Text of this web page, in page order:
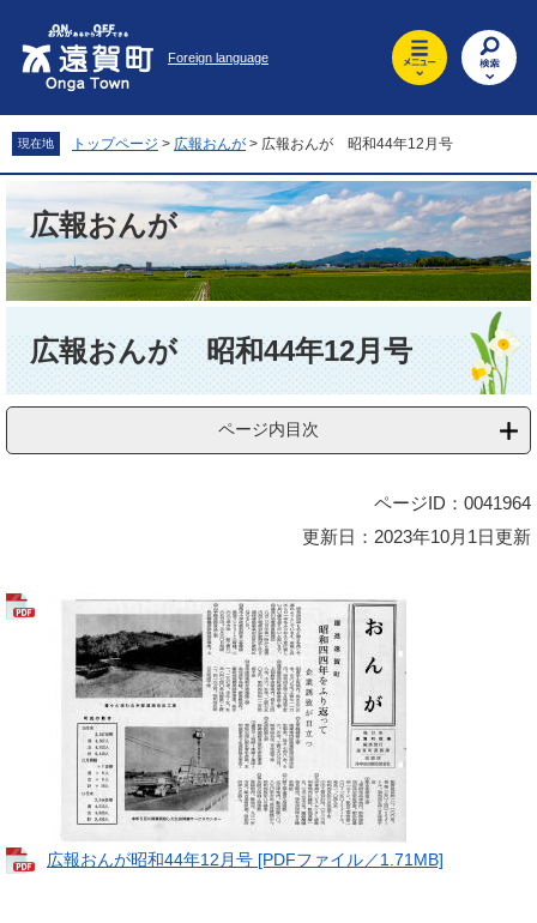
先
頭
を
飛
文
へ
Foreign language
現在地 トップページ > 広報おんが > 広報おんが 昭和44年12月号
広報おんが
広報おんが 昭和44年12月号
ページ内目次
ページID：0041964
更新日：2023年10月1日更新
広報おんが昭和44年12月号 [PDFファイル／1.71MB]